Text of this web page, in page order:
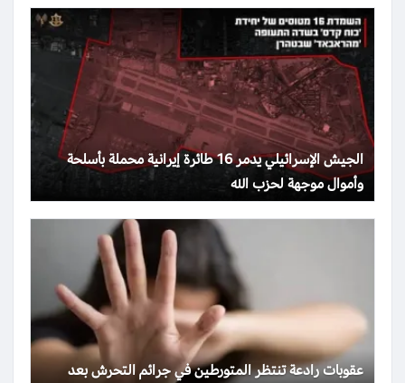
الجيش الإسرائيلي يدمر 16 طائرة إيرانية محملة بأسلحة
وأموال موجهة لحزب الله
عقوبات رادعة تنتظر المتورطين في جرائم التحرش بعد